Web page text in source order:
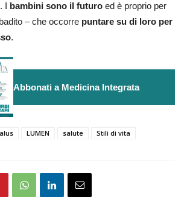
I bambini sono il futuro ed è proprio per
– che occorre puntare su di loro per
.
Abbonati a Medicina Integrata
LUMEN salute Stili di vita